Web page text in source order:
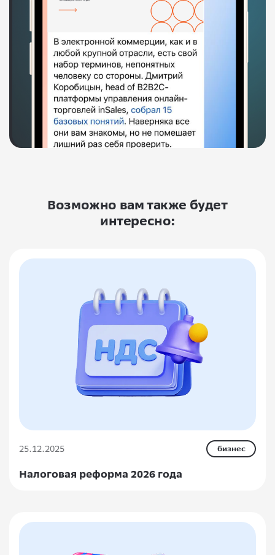
Возможно вам также будет
интересно:
25.12.2025 бизнес
Налоговая реформа 2026 года